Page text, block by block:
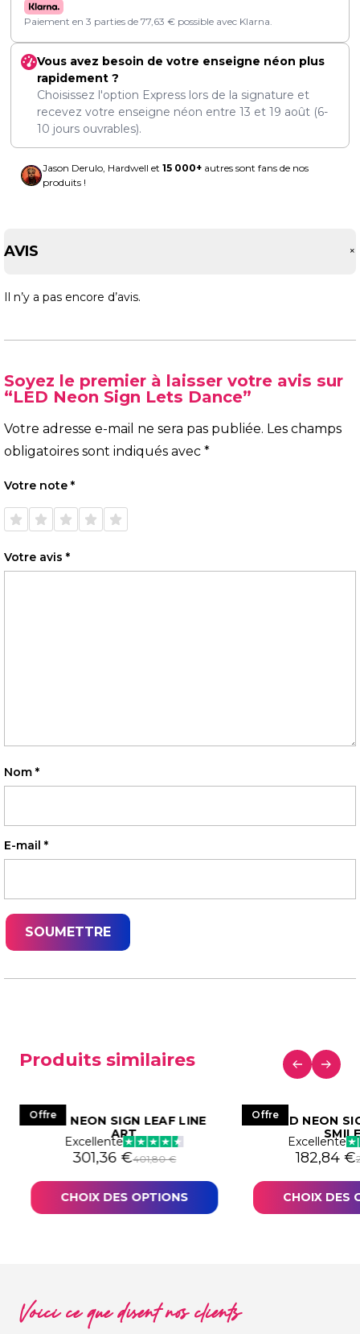
Paiement en 3 parties de 77,63 € possible avec Klarna.
Vous avez besoin de votre enseigne néon plus
rapidement ?
Choisissez l'option Express lors de la signature et
recevez votre enseigne néon entre 13 et 19 août (6-
10 jours ouvrables).
Jason Derulo, Hardwell et 15 000+ autres sont fans de nos
produits !
AVIS +
Il n’y a pas encore d’avis.
Soyez le premier à laisser votre avis sur
“LED Neon Sign Lets Dance”
Votre adresse e-mail ne sera pas publiée. Les champs
obligatoires sont indiqués avec *
Votre note *
1 étoile
sur 5
2 étoiles
sur 5
3 étoiles
sur 5
4 étoiles
sur 5
5 étoiles
sur 5
Votre avis *
Nom *
E-mail *
Produits similaires
OffreLED NEON SIGN LEAF LINE
ART
Excellente
401,80€
Le prix initial était : 401,80 €.
301,36 €
Le prix actuel est : 301,36 €.
CHOIX DES OPTIONS
OffreLED NEON
Excellente
Le prix
182,84 €
Le prix
CHOIX DES
Voici ce que disent nos clients